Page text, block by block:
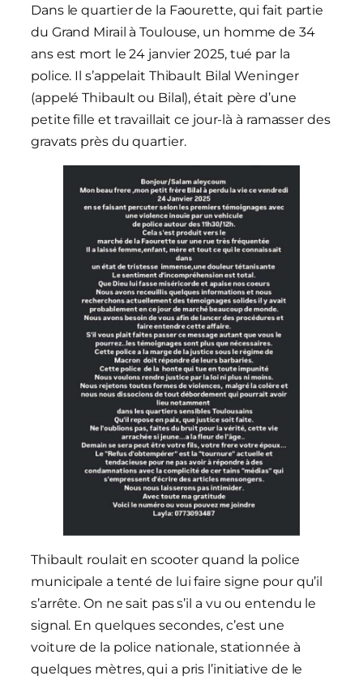
Dans le quartier de la Faourette, qui fait partie
du Grand Mirail à Toulouse, un homme de 34
ans est mort le 24 janvier 2025, tué par la
police. Il s’appelait Thibault Bilal Weninger
(appelé Thibault ou Bilal), était père d’une
petite fille et travaillait ce jour-là à ramasser des
gravats près du quartier.
Thibault roulait en scooter quand la police
municipale a tenté de lui faire signe pour qu’il
s’arrête. On ne sait pas s’il a vu ou entendu le
signal. En quelques secondes, c’est une
voiture de la police nationale, stationnée à
quelques mètres, qui a pris l’initiative de le